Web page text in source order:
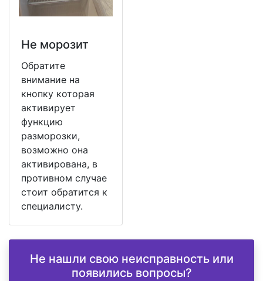
Не морозит
Обратите
внимание на
кнопку которая
активирует
функцию
разморозки,
возможно она
активирована, в
противном случае
стоит обратится к
специалисту.
Не нашли свою неисправность или
появились вопросы?